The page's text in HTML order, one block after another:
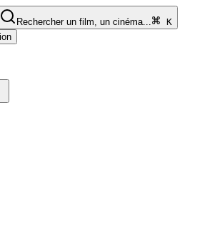
Rechercher un film, un cinéma...
K